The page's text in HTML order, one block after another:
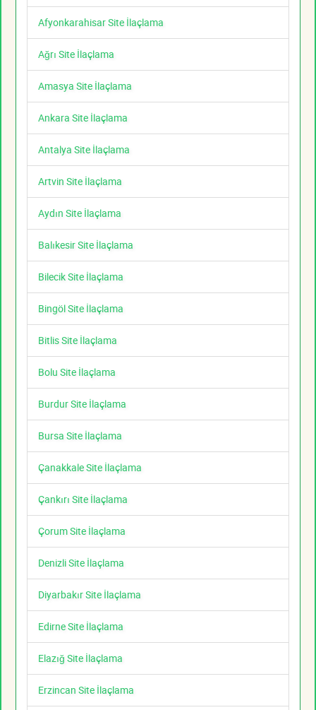
Afyonkarahisar Site İlaçlama
Ağrı Site İlaçlama
Amasya Site İlaçlama
Ankara Site İlaçlama
Antalya Site İlaçlama
Artvin Site İlaçlama
Aydın Site İlaçlama
Balıkesir Site İlaçlama
Bilecik Site İlaçlama
Bingöl Site İlaçlama
Bitlis Site İlaçlama
Bolu Site İlaçlama
Burdur Site İlaçlama
Bursa Site İlaçlama
Çanakkale Site İlaçlama
Çankırı Site İlaçlama
Çorum Site İlaçlama
Denizli Site İlaçlama
Diyarbakır Site İlaçlama
Edirne Site İlaçlama
Elazığ Site İlaçlama
Erzincan Site İlaçlama